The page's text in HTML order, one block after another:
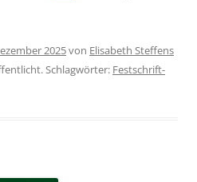
2025von Elisabeth Steffens
Schlagwörter: Festschrift-